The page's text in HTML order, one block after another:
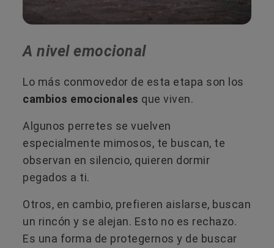
A nivel emocional
Lo más conmovedor de esta etapa son los
cambios emocionales que viven.
Algunos perretes se vuelven
especialmente mimosos, te buscan, te
observan en silencio, quieren dormir
pegados a ti.
Otros, en cambio, prefieren aislarse, buscan
un rincón y se alejan. Esto no es rechazo.
Es una forma de protegernos y de buscar